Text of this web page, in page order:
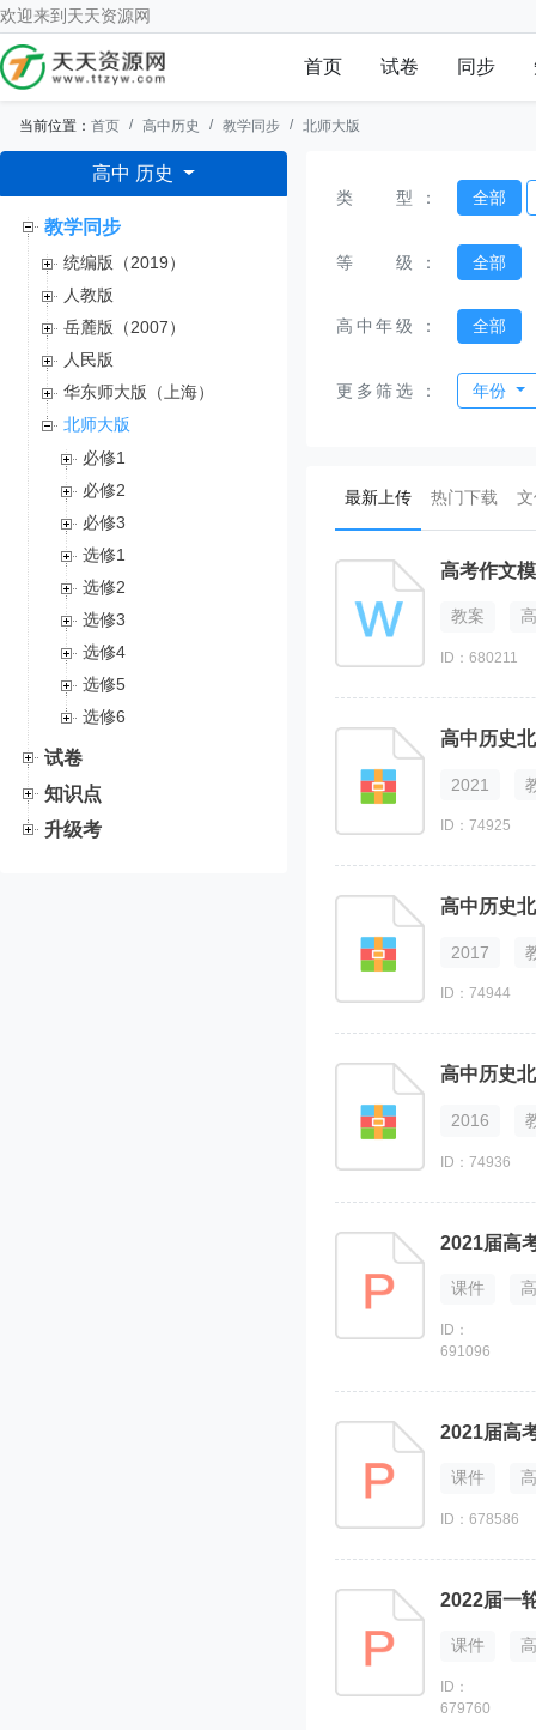
欢迎来到 天天资源网
首页 试卷 同步
当前位置： 首页 高中历史 教学同步 北师大版
高中 历史
教学同步
统编版（2019）
人教版
岳麓版（2007）
人民版
华东师大版（上海）
北师大版
必修1
必修2
必修3
选修1
选修2
选修3
选修4
选修5
选修6
试卷
知识点
升级考
类型 ： 全部
等级 ： 全部
高中年级 ： 全部
更多筛选 ： 年份
最新上传(current)
热门下载
高考作文
教案
ID：680211
高中历史
2021
ID：74925
高中历史
2017
ID：74944
高中历史
2016
ID：74936
2021届高
课件
ID：
691096
2021届高
课件
ID：678586
课件
ID：
679760